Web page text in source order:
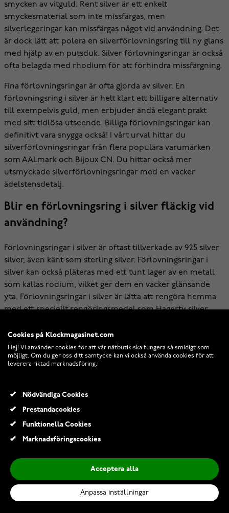
smycken av vitguld. Rent silver är ett enkelt
smyckesmaterial som inte missfärgas, men
silverlegeringar kan missfärgas något vid användning. Det
är dock lätt att polera en silverförlovningsring till ny glans
med hjälp av en putsduk. Silver förlovningsringar är också
ofta belagda med rhodium för att förhindra missfärgning.
Fina förlovningsringar är ofta gjorda av silver. En
förlovningsring i silver är helt klart ett billigare alternativ
till exempelvis guld, men erbjuder ändå elegant prakt
med sitt tidlösa utseende. Billiga förlovningsringar kan
definitivt vara snygga också! I vårt urval hittar du
silverförlovningsringar från flera populära varumärken
som AALmark och Bijoux CN. Du hittar också mer
utsmyckade silverförlovningsringar med en vacker
ädelstensdetalj.
Blir en förlovningsring i silver fläckig vid
användning?
Förlovningsringar i silver är oftast tillverkade av 925 silver
silver, även känt som sterling silver. Förlovningsringar i
silver kan också pläteras med ett tunt lager av en metall
som kallas rodium, vilket ger dem en vacker glänsande
yta. Förlovningsringar i silver är lätta att rengöra hemma
med ett speciellt rengöringsmedel somHagerty silver
en guldsmed. Om förlovningsringen i silver har
rodiumpläterats kan rodiumpläteringen förnyas hos en
guldsmed, vilket ger ringen en ny, vackert glänsande yta.
nödvändigtvis vara den billigaste förlovningsringen? Kika
Beställ vårt nyhetsbrev -
få bästa erbdjudanden
Cookies på Klockmagasinet.com
Hej! Vi använder cookies för att vår nätbutik ska fungera så smidigt som
möjligt. Om du ger oss ditt samtycke kan vi också använda cookies för att
leverera riktad marknadsföring.
Nödvändiga Cookies
Prestandacookies
Funktionella Cookies
Marknadsföringscookies
Acceptera alla
Anpassa inställningar